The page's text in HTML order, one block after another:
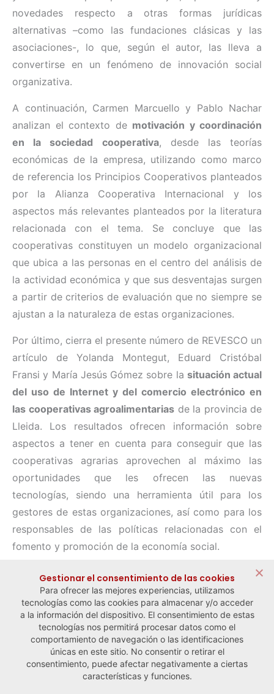
novedades respecto a otras formas jurídicas
alternativas –como las fundaciones clásicas y las
asociaciones-, lo que, según el autor, las lleva a
convertirse en un fenómeno de innovación social
organizativa.
A continuación, Carmen Marcuello y Pablo Nachar
analizan el contexto de motivación y coordinación
en la sociedad cooperativa, desde las teorías
económicas de la empresa, utilizando como marco
de referencia los Principios Cooperativos planteados
por la Alianza Cooperativa Internacional y los
aspectos más relevantes planteados por la literatura
relacionada con el tema. Se concluye que las
cooperativas constituyen un modelo organizacional
que ubica a las personas en el centro del análisis de
la actividad económica y que sus desventajas surgen
a partir de criterios de evaluación que no siempre se
ajustan a la naturaleza de estas organizaciones.
Por último, cierra el presente número de REVESCO un
artículo de Yolanda Montegut, Eduard Cristóbal
Fransi y María Jesús Gómez sobre la situación actual
del uso de Internet y del comercio electrónico en
las cooperativas agroalimentarias de la provincia de
Lleida. Los resultados ofrecen información sobre
aspectos a tener en cuenta para conseguir que las
cooperativas agrarias aprovechen al máximo las
oportunidades que les ofrecen las nuevas
tecnologías, siendo una herramienta útil para los
gestores de estas organizaciones, así como para los
responsables de las políticas relacionadas con el
fomento y promoción de la economía social.
← Noticia anterior Noticia siguiente →
Gestionar el consentimiento de las cookies
Para ofrecer las mejores experiencias, utilizamos
tecnologías como las cookies para almacenar y/o acceder
a la información del dispositivo. El consentimiento de estas
tecnologías nos permitirá procesar datos como el
comportamiento de navegación o las identificaciones
únicas en este sitio. No consentir o retirar el
consentimiento, puede afectar negativamente a ciertas
características y funciones.